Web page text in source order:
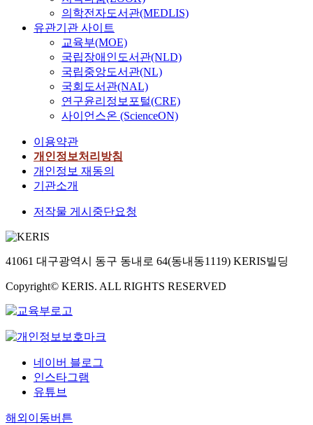
의학전자도서관(MEDLIS)
유관기관 사이트
교육부(MOE)
국립장애인도서관(NLD)
국립중앙도서관(NL)
국회도서관(NAL)
연구윤리정보포털(CRE)
사이언스온 (ScienceON)
이용약관
개인정보처리방침
개인정보 재동의
기관소개
저작물 게시중단요청
41061 대구광역시 동구 동내로 64(동내동1119) KERIS빌딩
Copyright© KERIS. ALL RIGHTS RESERVED
네이버 블로그
인스타그램
유튜브
해외이동버튼